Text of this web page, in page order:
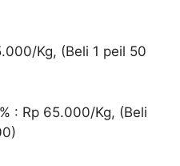
Kg, (Beli 1 peil 50
: Rp 65.000/Kg, (Beli